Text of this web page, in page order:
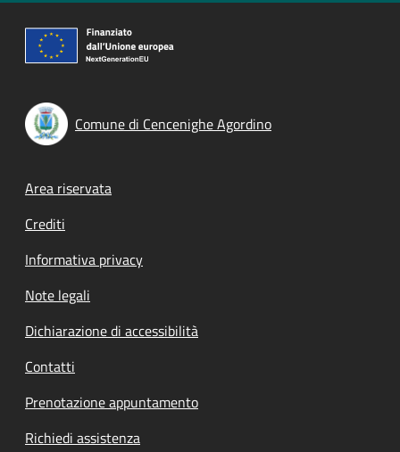
Comune di Cencenighe Agordino
Footer menu
Area riservata
Crediti
Informativa privacy
Note legali
Dichiarazione di accessibilità
Contatti
Prenotazione appuntamento
Richiedi assistenza